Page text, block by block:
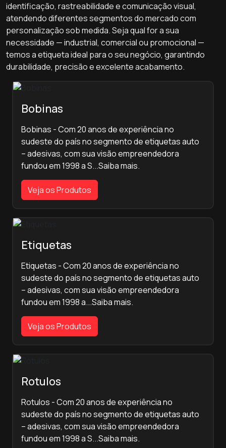
identificação, rastreabilidade e comunicação visual,
atendendo diferentes segmentos do mercado com
personalização sob medida. Seja qual for a sua
necessidade — industrial, comercial ou promocional —
temos a etiqueta ideal para o seu negócio, garantindo
durabilidade, precisão e excelente acabamento.
Bobinas
Bobinas - Com 20 anos de experiência no
sudeste do país no segmento de etiquetas auto
– adesivas, com sua visão empreendedora
fundou em 1998 a S...Saiba mais.
Veja os Produtos
Etiquetas
Etiquetas - Com 20 anos de experiência no
sudeste do país no segmento de etiquetas auto
– adesivas, com sua visão empreendedora
fundou em 1998 a...Saiba mais.
Veja os Produtos
Rotulos
Rotulos - Com 20 anos de experiência no
sudeste do país no segmento de etiquetas auto
– adesivas, com sua visão empreendedora
fundou em 1998 a S...Saiba mais.